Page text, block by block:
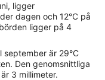
ligger
dagen och 12°C på
ligger på 4
september är 29°C
Den genomsnittliga
3 millimeter.